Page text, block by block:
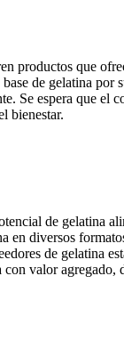
productos que
de gelatina por
Se espera que el
bienestar.
de gelatina
en diversos
de gelatina
valor agregado,